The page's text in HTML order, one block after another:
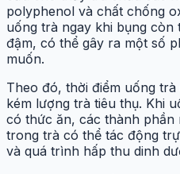
polyphenol và chất chống
uống trà ngay khi bụng
đậm, có thể gây ra một số
muốn.
Theo đó, thời điểm uống
kém lượng trà tiêu thụ. Khi
có thức ăn, các thành phần
trong trà có thể tác động
và quá trình hấp thu dinh